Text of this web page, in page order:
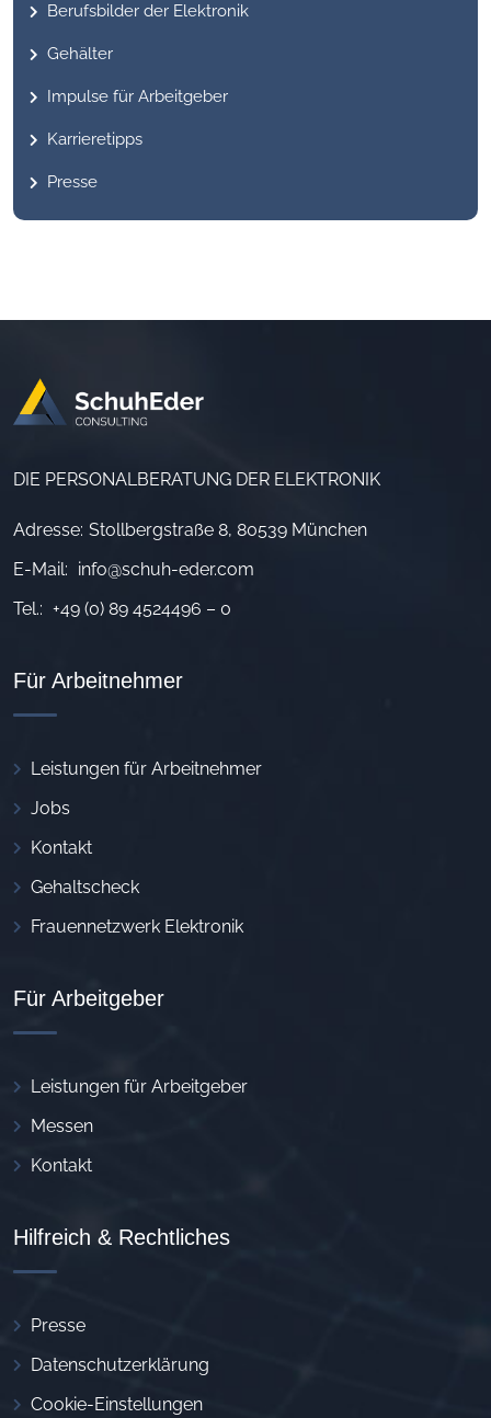
Berufsbilder der Elektronik
Gehälter
Impulse für Arbeitgeber
Karrieretipps
Presse
DIE PERSONALBERATUNG DER ELEKTRONIK
Adresse: Stollbergstraße 8, 80539 München
E-Mail: info@schuh-eder.com
Tel.: +49 (0) 89 4524496 – 0
Für Arbeitnehmer
Leistungen für Arbeitnehmer
Jobs
Kontakt
Gehaltscheck
Frauennetzwerk Elektronik
Für Arbeitgeber
Leistungen für Arbeitgeber
Messen
Kontakt
Hilfreich & Rechtliches
Presse
Datenschutzerklärung
Cookie-Einstellungen